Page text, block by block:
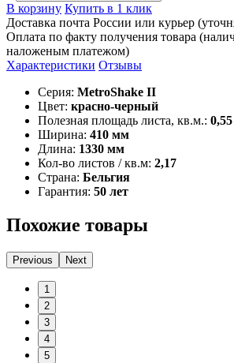
В корзину Купить в 1 клик
Доставка почта России или курьер
Оплата по факту получения товара
наложеным платежом)
Характеристики Отзывы
Серия: MetroShake II
Цвет: красно-черный
Полезная площадь листа, кв.м.: 0,55
Ширина: 410 мм
Длина: 1330 мм
Кол-во листов / кв.м: 2,17
Страна: Бельгия
Гарантия: 50 лет
Похожие товары
Previous Next
1
2
3
4
5